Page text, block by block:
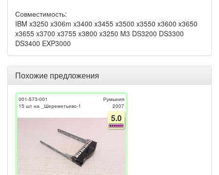
Совместимость:
IBM x3250 x306m x3400 x3455 x3500 x3550 x3600 x3650
x3655 x3700 x3755 x3800 x3250 M3 DS3200 DS3300
DS3400 EXP3000
Похожие предложения
001-573-001
15 шт на _Шереметьево-1
Румыния
2007
5.0